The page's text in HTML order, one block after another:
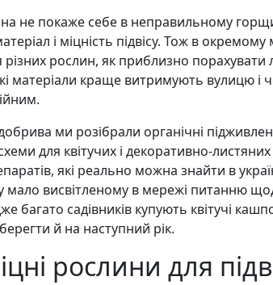
не покаже себе в неправильному
і міцність підвісу. Тож в
різних рослин, як приблизно порахувати
матеріали краще витримують вулицю і
ми розібрали органічні
для квітучих і декоративно-
які реально можна знайти в
мало висвітленому в мережі питанню
багато садівників купують квітучі
й на наступний рік.
рослини для